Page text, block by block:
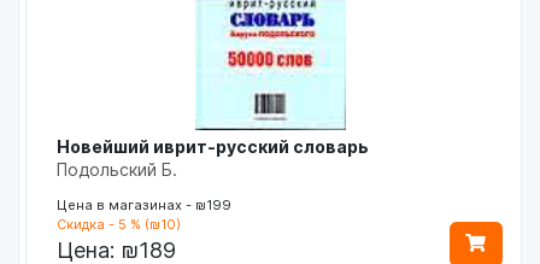
Новейший иврит-русский словарь
Подольский Б.
Цена в магазинах - ₪199
Скидка - 5 % (₪10)
Цена: ₪189